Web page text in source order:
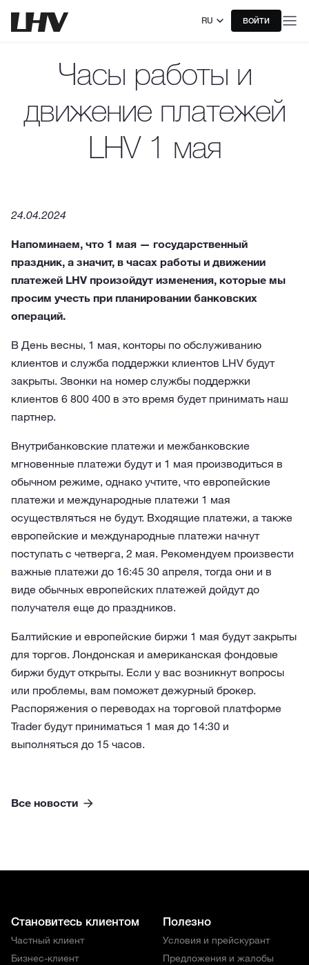
RU ВОЙТИ
Часы работы и
движение платежей
LHV 1 мая
24.04.2024
Напоминаем, что 1 мая — государственный
праздник, а значит, в часах работы и движении
платежей LHV произойдут изменения, которые мы
просим учесть при планировании банковских
операций.
В День весны, 1 мая, конторы по обслуживанию
клиентов и служба поддержки клиентов LHV будут
закрыты. Звонки на номер службы поддержки
клиентов 6 800 400 в это время будет принимать наш
партнер.
Внутрибанковские платежи и межбанковские
мгновенные платежи будут и 1 мая производиться в
обычном режиме, однако учтите, что европейские
платежи и международные платежи 1 мая
осуществляться не будут. Входящие платежи, а также
европейские и международные платежи начнут
поступать с четверга, 2 мая. Рекомендуем произвести
важные платежи до 16:45 30 апреля, тогда они и в
виде обычных европейских платежей дойдут до
получателя еще до праздников.
Балтийские и европейские биржи 1 мая будут закрыты
для торгов. Лондонская и американская фондовые
биржи будут открыты. Если у вас возникнут вопросы
или проблемы, вам поможет дежурный брокер.
Распоряжения о переводах на торговой платформе
Trader будут приниматься 1 мая до 14:30 и
выполняться до 15 часов.
Все новости
Становитесь клиентом
Частный клиент
Бизнес-клиент
Полезно
Условия и прейскурант
Предложения и жалобы